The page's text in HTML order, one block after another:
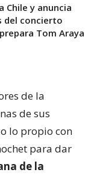
Chile y anuncia
del concierto
Tom Araya
de la
de sus
lo propio con
para dar
de la